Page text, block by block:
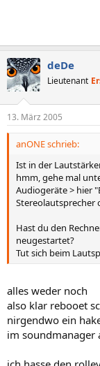
deDe
Lieutenant
13. März 2005
anONE schrieb:
Ist in der
hmm, gehe mal
Audiogeräte > hier
Stereolautsprecher
Hast du den
neugestartet?
Tut sich beim
alles weder noch
also klar rebooet
nirgendwo ein
im soundmanager